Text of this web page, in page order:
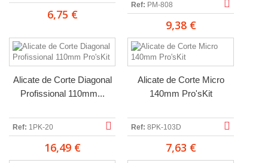
6,75 €
Ref: PM-808
9,38 €
Alicate de Corte Diagonal
Profissional 110mm...
Ref: 1PK-20
16,49 €
Alicate de Corte Micro
140mm Pro'sKit
Ref: 8PK-103D
7,63 €